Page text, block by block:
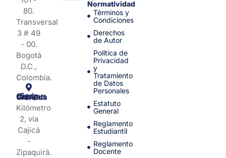
80.
Transversal
3 # 49
- 00.
Bogotá
D.C.,
Colombia.
Sede Campus Nueva Granada
Kilómetro
2, vía
Cajicá
-
Zipaquirá.
Normatividad
Términos y
Condiciones
Derechos
de Autor
Política de
Privacidad
y
Tratamiento
de Datos
Personales
Estatuto
General
Reglamento
Estudiantil
Reglamento
Docente